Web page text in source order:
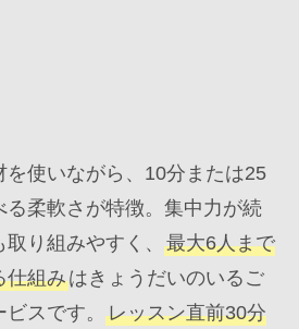
使いながら、10分または25
柔軟さが特徴。集中力が続
り組みやすく、 最大6人まで
仕組みはきょうだいのいるご
スです。
レッスン直前30分